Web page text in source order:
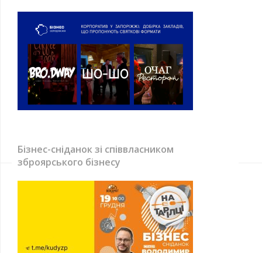
Бізнес-сніданок зі співвласником
зброярського бізнесу